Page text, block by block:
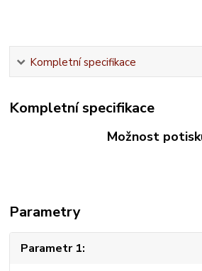
Kompletní specifikace
Kompletní specifikace
Možnost
Parametry
Parametr 1